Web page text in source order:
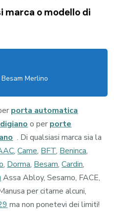
marca o modello di
Merlino
porta automatica
o per porte
. Di qualsiasi marca sia la
,Came, BFT, Beninca,
, Dorma, Besam,Cardin,
Assa Abloy, Sesamo, FACE,
per citarne alcuni,
ma non ponetevi dei limiti!